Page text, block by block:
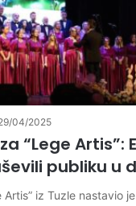
04/2025
“Lege Artis”:
publiku u
Artis” iz Tuzle nastavio